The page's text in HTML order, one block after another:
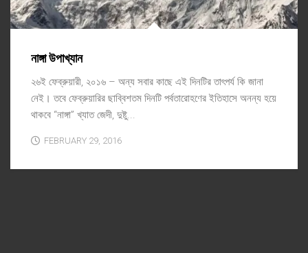
নাঙ্গা উপাখ্যান
২৬ই ফেব্রুয়ারী, ২০১৬ – অন্য সবার কাছে এই দিনটির তাৎপর্য কি জানা
নেই। তবে ফেব্রুয়ারির ছাব্বিশতম দিনটি পর্বতারোহণের ইতিহাসে অনন্য হয়ে
থাকবে “নাঙ্গা” খ্যাত জেদী, দুষ্টু...
FEBRUARY 29, 2016